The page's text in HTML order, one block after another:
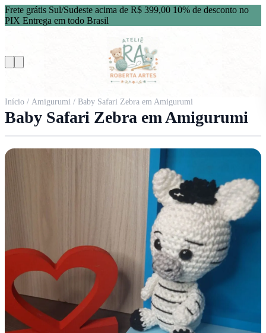
Frete grátis Sul/Sudeste acima de R$ 399,00 10% de desconto no
PIX Entrega em todo Brasil
Início / Amigurumi / Baby Safari Zebra em Amigurumi
Baby Safari Zebra em Amigurumi